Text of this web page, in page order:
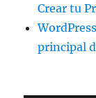
Crear tu
principal